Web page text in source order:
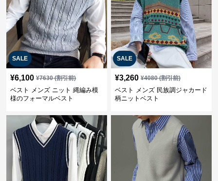
SALE
¥6,100 ¥7630(割引前)
ベスト メンズ ニット 縄編み模
様のフォーマルベスト
SALE
¥3,260 ¥4080(割引前)
ベスト メンズ 民族調ジャカード
柄ニットベスト